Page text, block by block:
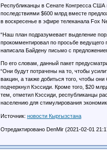
Республиканцы в Сенате Конгресса США
последствиями $600 млрд вместе
в воскресенье в эфире телеканала Fox
“Наш план подразумевает выделение
прокомментировал по просьбе ведущего
написала Байдену письмо с
По его словам, данный пакет
“Они будут потрачены на то, чтобы
вакцин, а также добиться того, чтобы
подчеркнул Кэссиди. Кроме того, $20
тем, отметил Кэссиди, республиканцы
населению для стимулирования
Источник: новости Кыргызстана
Отредактировано DenMir (2021-02-01